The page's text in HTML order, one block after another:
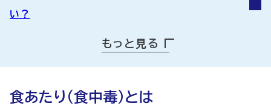
い？
食あたり（食中毒）かもと思ったら適切な対処を
もっと見る
食あたり（食中毒）とは